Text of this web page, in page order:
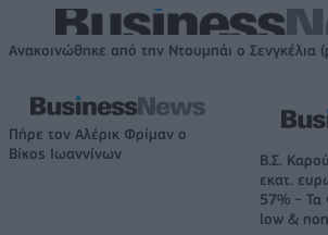
Ανακοινώθηκε από την Ντουμπάι ο Σενγκέλια
Πήρε τον Αλέρικ Φρίμαν ο
Βίκος Ιωαννίνων
Β.Σ.
εκατ.
57% - Τα
low &